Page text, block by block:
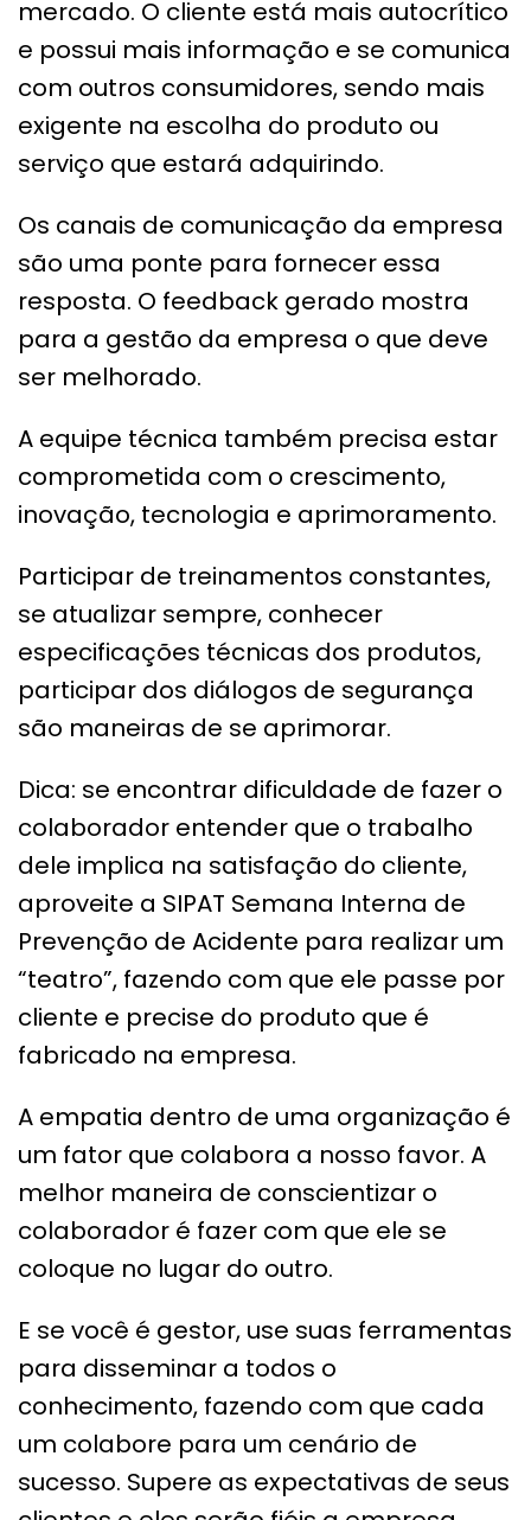
mercado. O cliente está mais autocrítico
e possui mais informação e se comunica
com outros consumidores, sendo mais
exigente na escolha do produto ou
serviço que estará adquirindo.
Os canais de comunicação da empresa
são uma ponte para fornecer essa
resposta. O feedback gerado mostra
para a gestão da empresa o que deve
ser melhorado.
A equipe técnica também precisa estar
comprometida com o crescimento,
inovação, tecnologia e aprimoramento.
Participar de treinamentos constantes,
se atualizar sempre, conhecer
especificações técnicas dos produtos,
participar dos diálogos de segurança
são maneiras de se aprimorar.
Dica: se encontrar dificuldade de fazer o
colaborador entender que o trabalho
dele implica na satisfação do cliente,
aproveite a SIPAT Semana Interna de
Prevenção de Acidente para realizar um
“teatro”, fazendo com que ele passe por
cliente e precise do produto que é
fabricado na empresa.
A empatia dentro de uma organização é
um fator que colabora a nosso favor. A
melhor maneira de conscientizar o
colaborador é fazer com que ele se
coloque no lugar do outro.
E se você é gestor, use suas ferramentas
para disseminar a todos o
conhecimento, fazendo com que cada
um colabore para um cenário de
sucesso. Supere as expectativas de seus